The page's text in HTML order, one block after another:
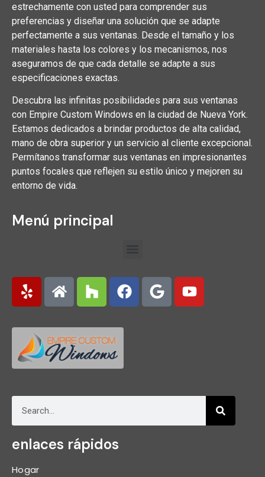
estrechamente con usted para comprender sus
preferencias y diseñar una solución que se adapte
perfectamente a sus ventanas. Desde el tamaño y los
materiales hasta los colores y los mecanismos, nos
aseguramos de que cada detalle se adapte a sus
especificaciones exactas.
Descubra las infinitas posibilidades para sus ventanas
con Empire Custom Windows en la ciudad de Nueva York.
Estamos dedicados a brindar productos de alta calidad,
mano de obra superior y un servicio al cliente excepcional.
Permítanos transformar sus ventanas en impresionantes
puntos focales que reflejen su estilo único y mejoren su
entorno de vida.
Menú principal
enlaces rápidos
Hogar